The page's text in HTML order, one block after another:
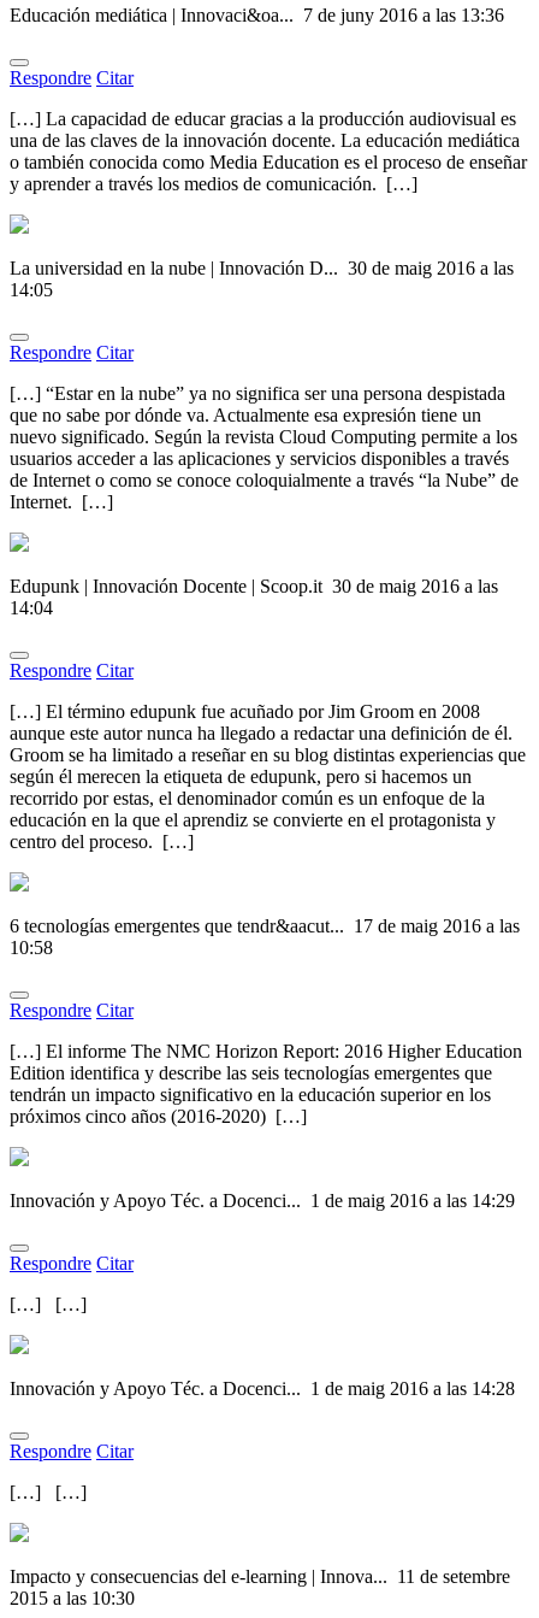
Educación mediática | Innovaci&oa... 7 de juny 2016 a las 13:36
Respondre Citar
[…] La capacidad de educar gracias a la producción audiovisual es
una de las claves de la innovación docente. La educación mediática
o también conocida como Media Education es el proceso de enseñar
y aprender a través los medios de comunicación. […]
La universidad en la nube | Innovación D... 30 de maig 2016 a las
14:05
Respondre Citar
[…] “Estar en la nube” ya no significa ser una persona despistada
que no sabe por dónde va. Actualmente esa expresión tiene un
nuevo significado. Según la revista Cloud Computing permite a los
usuarios acceder a las aplicaciones y servicios disponibles a través
de Internet o como se conoce coloquialmente a través “la Nube” de
Internet. […]
Edupunk | Innovación Docente | Scoop.it 30 de maig 2016 a las
14:04
Respondre Citar
[…] El término edupunk fue acuñado por Jim Groom en 2008
aunque este autor nunca ha llegado a redactar una definición de él.
Groom se ha limitado a reseñar en su blog distintas experiencias que
según él merecen la etiqueta de edupunk, pero si hacemos un
recorrido por estas, el denominador común es un enfoque de la
educación en la que el aprendiz se convierte en el protagonista y
centro del proceso. […]
6 tecnologías emergentes que tendr&aacut... 17 de maig 2016 a las
10:58
Respondre Citar
[…] El informe The NMC Horizon Report: 2016 Higher Education
Edition identifica y describe las seis tecnologías emergentes que
tendrán un impacto significativo en la educación superior en los
próximos cinco años (2016-2020) […]
Innovación y Apoyo Téc. a Docenci... 1 de maig 2016 a las 14:29
Respondre Citar
[…] […]
Innovación y Apoyo Téc. a Docenci... 1 de maig 2016 a las 14:28
Respondre Citar
[…] […]
Impacto y consecuencias del e-learning | Innova... 11 de setembre
2015 a las 10:30